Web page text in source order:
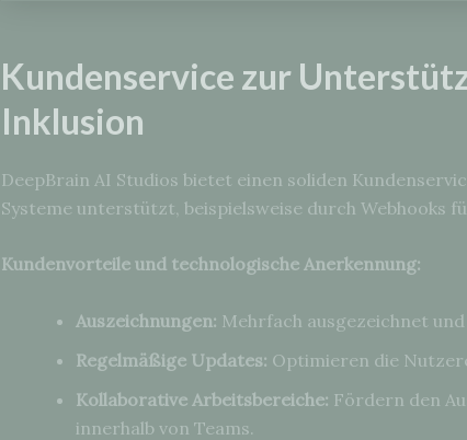
Kundenservice zur
Inklusion
DeepBrain AI Studios bietet einen soliden
Systeme unterstützt, beispielsweise durch Webhooks
Kundenvorteile und technologische Anerkennung:
Auszeichnungen: Mehrfach ausgezeichnet
Regelmäßige Updates: Optimieren die
Kollaborative Arbeitsbereiche: Fördern den
innerhalb von Teams.